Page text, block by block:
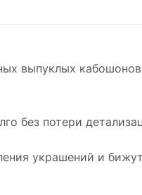
выпуклых кабошонов
без потери
украшений и